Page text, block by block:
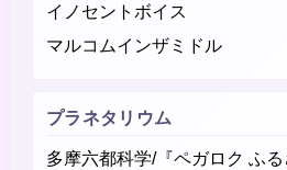
イノセントボイス
マルコムインザミドル
プラネタリウム
多摩六都科学/『ペガロク ふ